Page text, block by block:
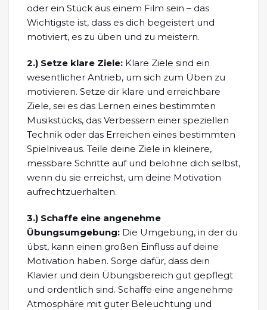
oder ein Stück aus einem Film sein – das
Wichtigste ist, dass es dich begeistert und
motiviert, es zu üben und zu meistern.
2.) Setze klare Ziele: Klare Ziele sind ein
wesentlicher Antrieb, um sich zum Üben zu
motivieren. Setze dir klare und erreichbare
Ziele, sei es das Lernen eines bestimmten
Musikstücks, das Verbessern einer speziellen
Technik oder das Erreichen eines bestimmten
Spielniveaus. Teile deine Ziele in kleinere,
messbare Schritte auf und belohne dich selbst,
wenn du sie erreichst, um deine Motivation
aufrechtzuerhalten.
3.) Schaffe eine angenehme
Übungsumgebung: Die Umgebung, in der du
übst, kann einen großen Einfluss auf deine
Motivation haben. Sorge dafür, dass dein
Klavier und dein Übungsbereich gut gepflegt
und ordentlich sind. Schaffe eine angenehme
Atmosphäre mit guter Beleuchtung und